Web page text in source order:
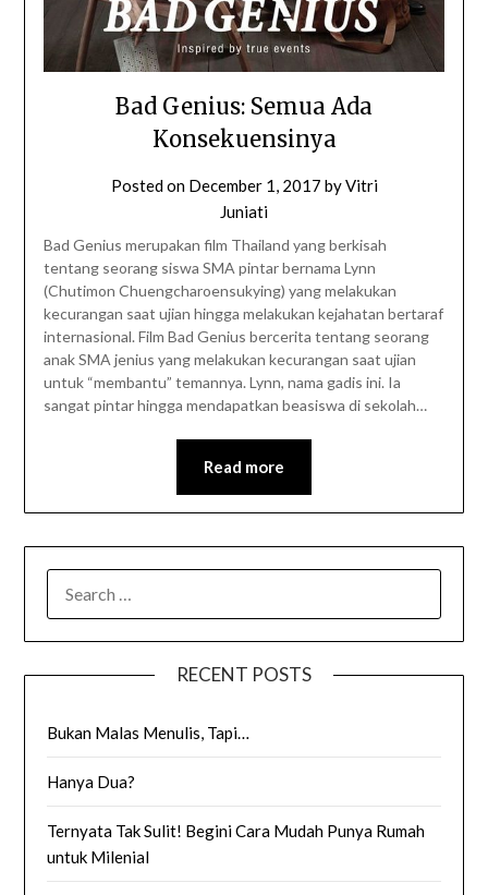
Bad Genius: Semua Ada
Konsekuensinya
Posted on December 1, 2017 byVitri
Juniati
Bad Genius merupakan film Thailand yang berkisah
tentang seorang siswa SMA pintar bernama Lynn
(Chutimon Chuengcharoensukying) yang melakukan
kecurangan saat ujian hingga melakukan kejahatan bertaraf
internasional. Film Bad Genius bercerita tentang seorang
anak SMA jenius yang melakukan kecurangan saat ujian
untuk “membantu” temannya. Lynn, nama gadis ini. Ia
sangat pintar hingga mendapatkan beasiswa di sekolah…
Read more
RECENT POSTS
Bukan Malas Menulis, Tapi…
Hanya Dua?
Ternyata Tak Sulit! Begini Cara Mudah Punya Rumah
untuk Milenial